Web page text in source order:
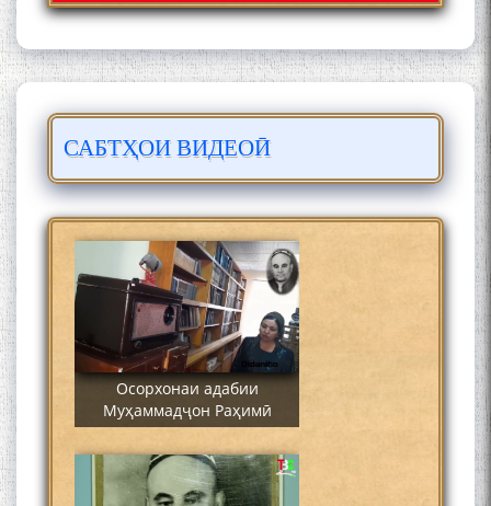
САБТҲОИ ВИДЕОӢ
Сайре дар Осорхона
Муҳаммадҷон Раҳимӣ
Осорхонаи адабии
Муҳаммадҷон Раҳимӣ